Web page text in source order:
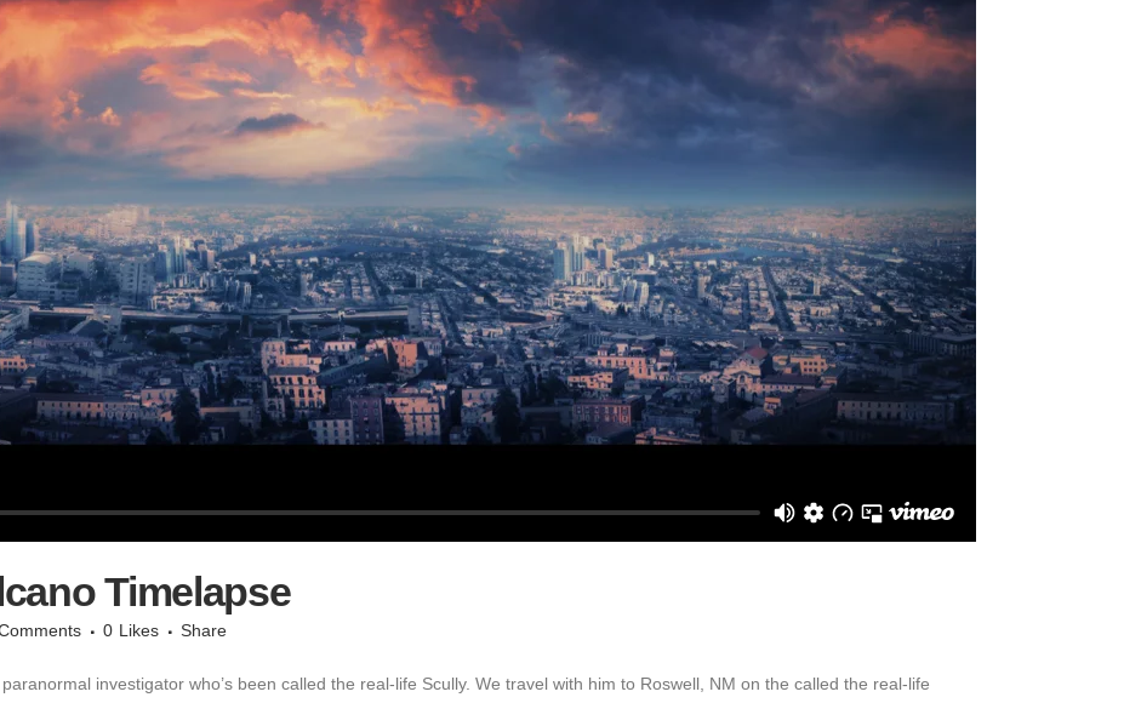
Timelapse
0 Likes Share
investigator who’s been called the real-life Scully. We travel with him to Roswell, NM on the called the real-life